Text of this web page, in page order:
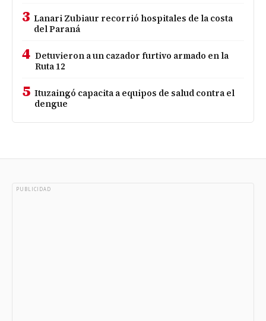
3 Lanari Zubiaur recorrió hospitales de la costa
del Paraná
4 Detuvieron a un cazador furtivo armado en la
Ruta 12
5 Ituzaingó capacita a equipos de salud contra el
dengue
PUBLICIDAD